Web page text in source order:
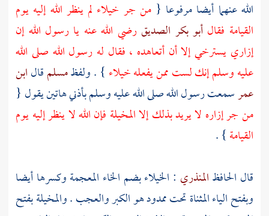
الله عنهما أيضا مرفوعا {من جر خيلاء لم ينظر الله إليه يوم
القيامة فقالأبو بكر الصديقرضي الله عنه يا رسول الله إن
إزاري يسترخي إلا أن أتعاهده ، فقال له رسول الله صلى الله
عليه وسلم إنك لست ممن يفعله خيلاء } . ولفظمسلمقالابن
عمرسمعت رسول الله صلى الله عليه وسلم بأذني هاتين يقول {
من جر إزاره لا يريد بذلك إلا المخيلة فإن الله لا ينظر إليه يوم
القيامة} .
قال الحافظالمنذري : الخيلاء بضم الخاء المعجمة وكسرها أيضا
وبفتح الياء المثناة تحت ممدود هو الكبر والعجب . والمخيلة بفتح